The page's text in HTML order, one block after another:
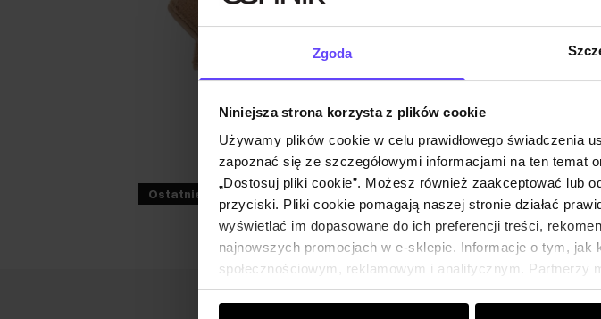
Zgoda
Niniejsza strona korzysta z plików cookie
Używamy plików cookie w celu prawidłowego świadczenia
zapoznać się ze szczegółowymi informacjami na ten temat
„Dostosuj pliki cookie”. Możesz również zaakceptować lub
przyciski. Pliki cookie pomagają naszej stronie działać
wyświetlać im dopasowane do ich preferencji treści,
najnowszych promocjach w e-sklepie. Informacje o tym,
społecznościowym, reklamowym i analitycznym. Partnerzy
od Ciebie lub uzyskanymi podczas korzystania z ich usług.
Ostatnie sztuki Premium